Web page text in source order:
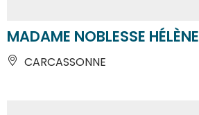
MADAME NOBLESSE HÉLÈNE
CARCASSONNE